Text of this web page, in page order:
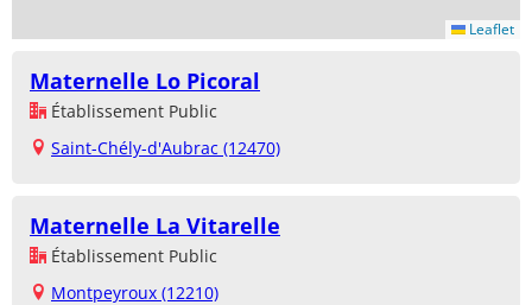
Leaflet
Maternelle Lo Picoral
Établissement Public
Saint-Chély-d'Aubrac (12470)
Maternelle La Vitarelle
Établissement Public
Montpeyroux (12210)